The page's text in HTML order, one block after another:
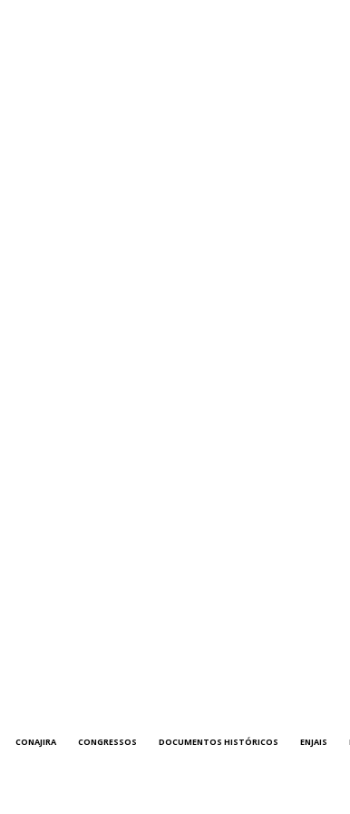
CONAJIRA CONGRESSOS DOCUMENTOS HISTÓRICOS ENJAIS